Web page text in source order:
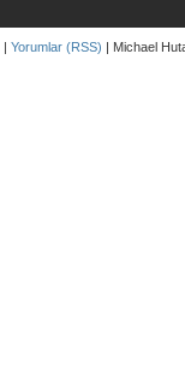
| Yorumlar (RSS) | Michael